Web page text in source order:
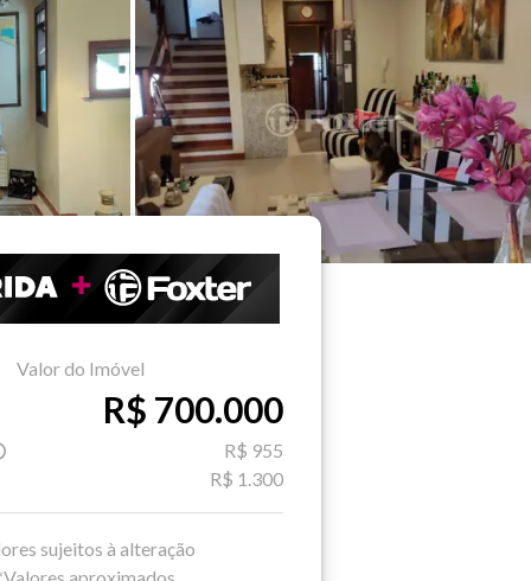
Valor do Imóvel
R$ 700.000
R$ 955
R$ 1.300
sujeitos à alteração